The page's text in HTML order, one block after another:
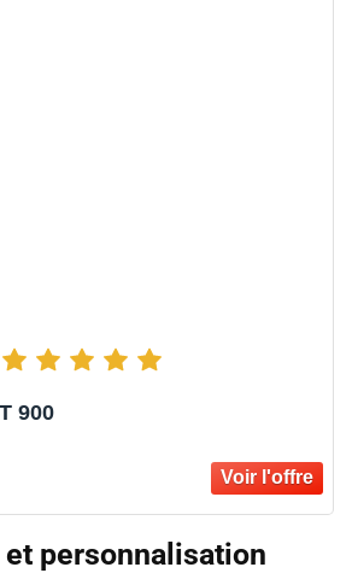
900
personnalisation